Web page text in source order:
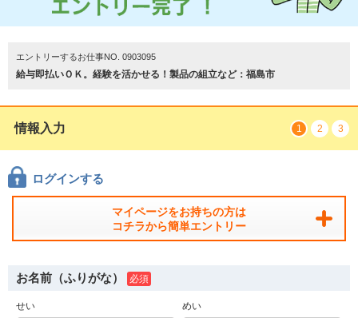
エントリーするお仕事NO. 0903095
給与即払いＯＫ。経験を活かせる！製品の組立など：福島市
情報入力
ログインする
マイページをお持ちの方は
コチラから簡単エントリー
お名前（ふりがな）
せい めい
1 2 3
トップページ